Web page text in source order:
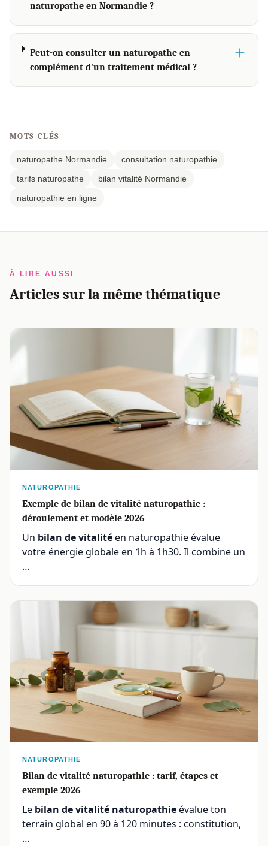
naturopathe en Normandie ?
Peut-on consulter un naturopathe en
complément d'un traitement médical ?
MOTS-CLÉS
naturopathe Normandie
consultation naturopathie
tarifs naturopathe
bilan vitalité Normandie
naturopathie en ligne
À LIRE AUSSI
Articles sur la même thématique
NATUROPATHIE
Exemple de bilan de vitalité naturopathie :
déroulement et modèle 2026
Un bilan de vitalitéen naturopathie évalue
votre énergie globale en 1h à 1h30. Il combine un
…
NATUROPATHIE
Bilan de vitalité naturopathie : tarif, étapes et
exemple 2026
Le bilan de vitalité naturopathieévalue ton
terrain global en 90 à 120 minutes : constitution,
…